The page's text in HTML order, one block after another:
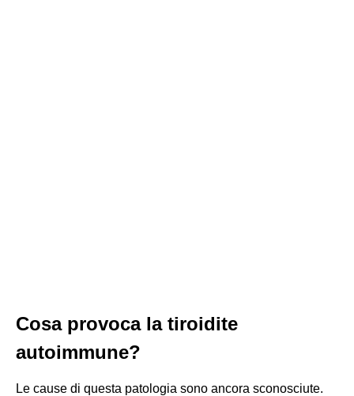
Cosa provoca la tiroidite
autoimmune?
Le cause di questa patologia sono ancora sconosciute.